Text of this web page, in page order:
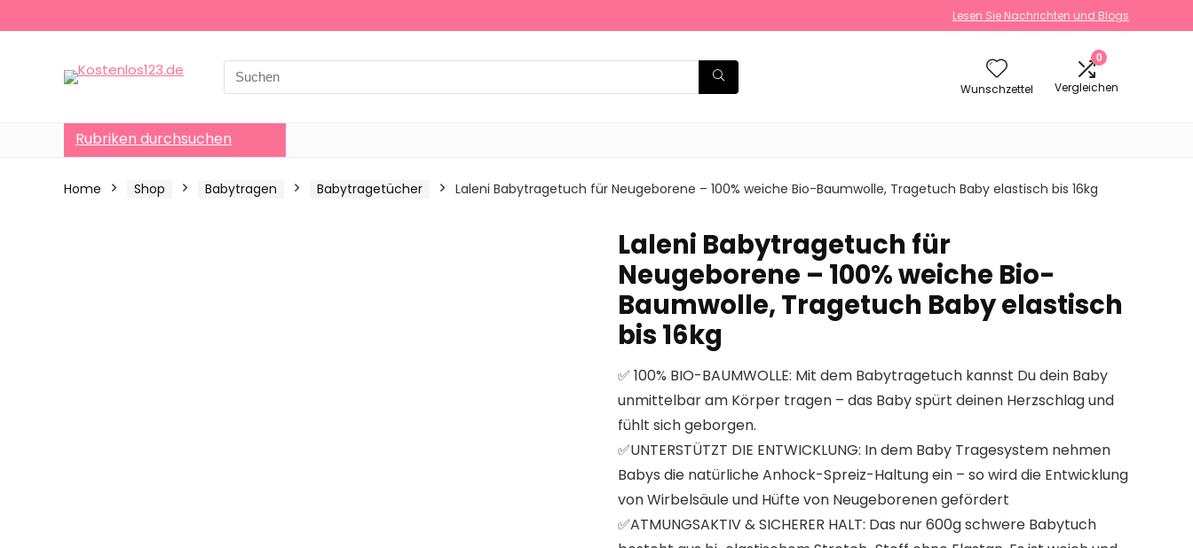
Lesen Sie Nachrichten und Blogs
Search
for:
Wunschzettel
0
Vergleichen
Rubriken durchsuchen
Home Shop Babytragen Babytragetücher Laleni Babytragetuch für Neugeborene – 100% weiche Bio-Baumwolle, Tragetuch Baby elastisch bis 16kg
Laleni Babytragetuch für
Neugeborene – 100% weiche Bio-
Baumwolle, Tragetuch Baby elastisch
bis 16kg
✅ 100% BIO-BAUMWOLLE: Mit dem Babytragetuch kannst Du dein Baby
unmittelbar am Körper tragen – das Baby spürt deinen Herzschlag und
fühlt sich geborgen.
✅UNTERSTÜTZT DIE ENTWICKLUNG: In dem Baby Tragesystem nehmen
Babys die natürliche Anhock-Spreiz-Haltung ein – so wird die Entwicklung
von Wirbelsäule und Hüfte von Neugeborenen gefördert
✅ATMUNGSAKTIV & SICHERER HALT: Das nur 600g schwere Babytuch